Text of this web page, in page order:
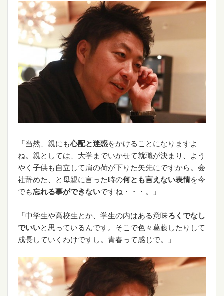
「当然、親にも心配と迷惑をかけることになりますよ
ね。親としては、大学までいかせて就職が決まり、よう
やく子供も自立して肩の荷が下りた矢先にですから。会
社辞めた、と母親に言った時の何とも言えない表情を今
でも忘れる事ができないですね・・・。」
「中学生や高校生とか、学生の内はある意味ろくでなし
でいいと思っているんです。そこで色々葛藤したりして
成長していくわけですし。青春って感じで。」